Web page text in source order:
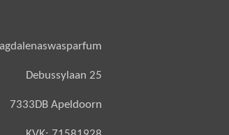
Debussylaan 25
7333DB Apeldoorn